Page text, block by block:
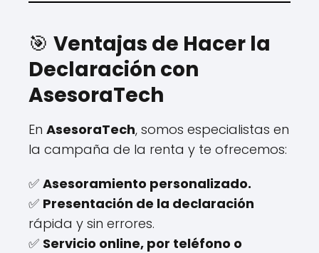
🎯 Ventajas de Hacer la
Declaración con
AsesoraTech
En AsesoraTech, somos especialistas en
la campaña de la renta y te ofrecemos:
✅ Asesoramiento personalizado.
✅ Presentación de la declaración
rápida y sin errores.
✅ Servicio online, por teléfono o